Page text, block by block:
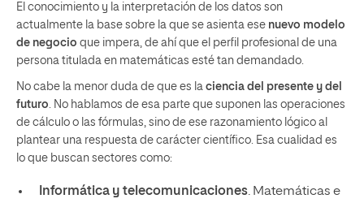
El conocimiento y la interpretación de los datos son
actualmente la base sobre la que se asienta ese nuevo modelo
de negocio que impera, de ahí que el perfil profesional de una
persona titulada en matemáticas esté tan demandado.
No cabe la menor duda de que es la ciencia del presente y del
futuro. No hablamos de esa parte que suponen las operaciones
de cálculo o las fórmulas, sino de ese razonamiento lógico al
plantear una respuesta de carácter científico. Esa cualidad es
lo que buscan sectores como:
Informática y telecomunicaciones. Matemáticas e